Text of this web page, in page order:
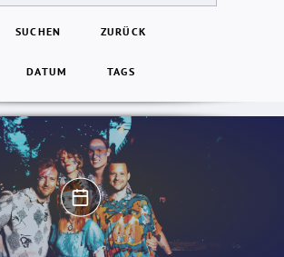
SUCHEN ZURÜCK
DATUM TAGS